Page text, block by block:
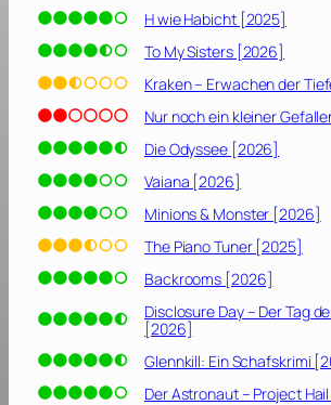
H wie Habicht [2025]
To My Sisters [2026]
Kraken – Erwachen der
Nur noch ein kleiner
Die Odyssee [2026]
Vaiana [2026]
Minions & Monster [2026]
The Piano Tuner [2025]
Backrooms [2026]
Disclosure Day – Der Tag
[2026]
Glennkill: Ein Schafskrimi
Der Astronaut – Project